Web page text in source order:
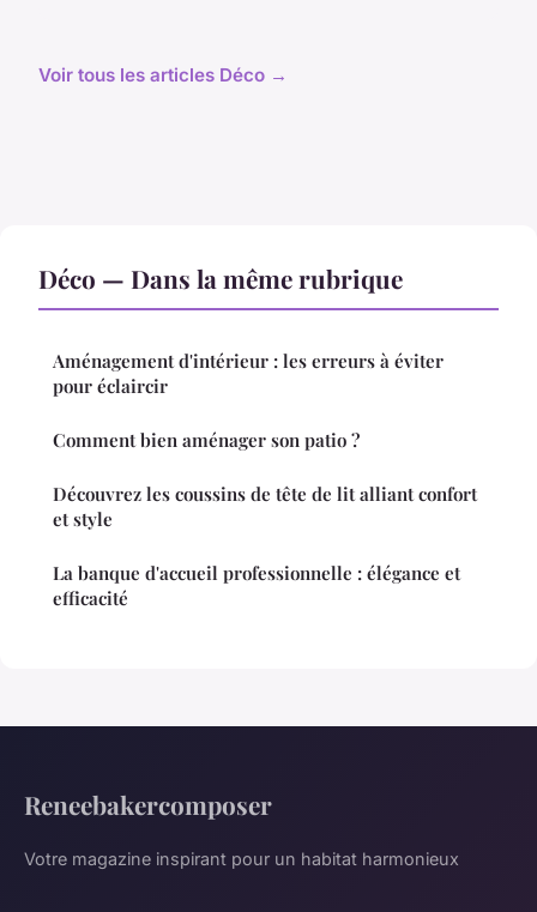
Voir tous les articles Déco →
Déco — Dans la même rubrique
Aménagement d'intérieur : les erreurs à éviter
pour éclaircir
Comment bien aménager son patio ?
Découvrez les coussins de tête de lit alliant confort
et style
La banque d'accueil professionnelle : élégance et
efficacité
Reneebakercomposer
Votre magazine inspirant pour un habitat harmonieux